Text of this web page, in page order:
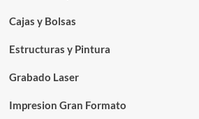
Cajas y Bolsas
Estructuras y Pintura
Grabado Laser
Impresion Gran Formato